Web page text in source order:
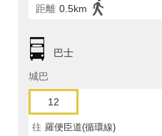
距離 0.5km
巴士
城巴
12
往 羅便臣道(循環線)